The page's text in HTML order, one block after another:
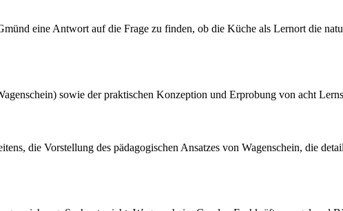
eine Antwort auf die Frage zu finden, ob die Küche als Lernort die
sowie der praktischen Konzeption und Erprobung von acht
die Vorstellung des pädagogischen Ansatzes von Wagenschein, die